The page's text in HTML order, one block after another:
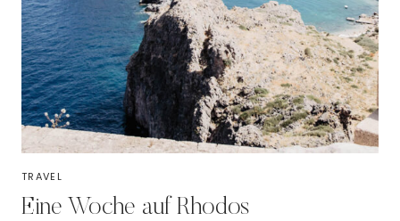
TRAVEL
Eine Woche auf Rhodos